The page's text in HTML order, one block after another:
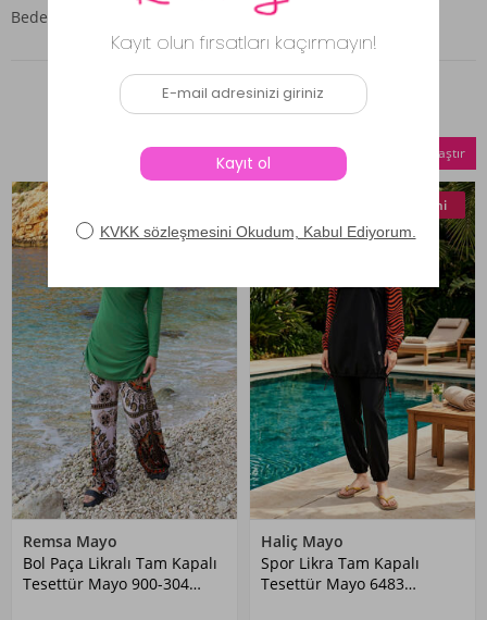
Beden tablosu görsellerin en sonunda mevcuttur.
Benzer Ürünler
Seçilenleri Karşılaştır
Remsa Mayo
Bol Paça Likralı Tam Kapalı
Tesettür Mayo 900-304
Yeni
Haliç Mayo
Spor Likra Tam Kapalı
Tesettür Mayo 6483